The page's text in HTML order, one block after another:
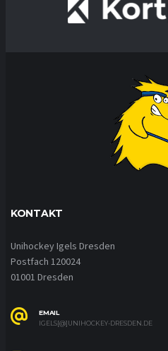
KONTAKT
Unihockey Igels Dresden
Postfach 120024
01001 Dresden
EMAIL
IGELS[@]UNIHOCKEY-DRESDEN.DE